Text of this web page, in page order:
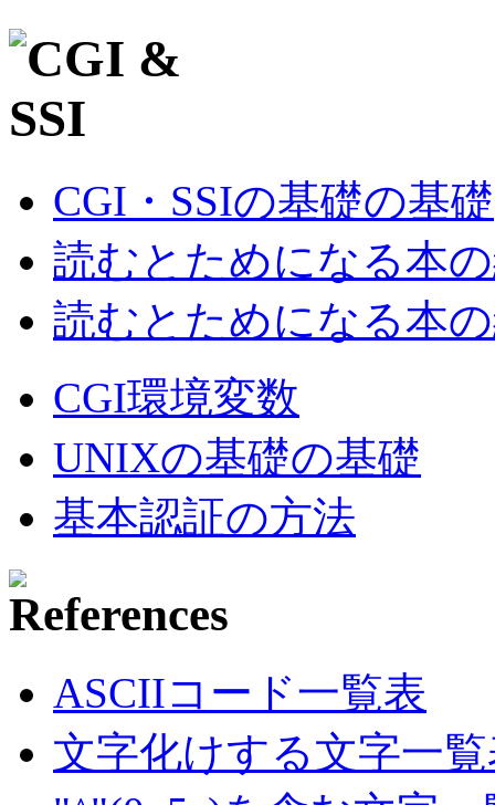
CGI・SSIの基礎の基礎
読むとためになる本
読むとためになる本
CGI環境変数
UNIXの基礎の基礎
基本認証の方法
ASCIIコード一覧表
文字化けする文字一